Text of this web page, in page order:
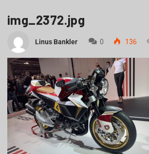
img_2372.jpg
Linus Bankler 0 136